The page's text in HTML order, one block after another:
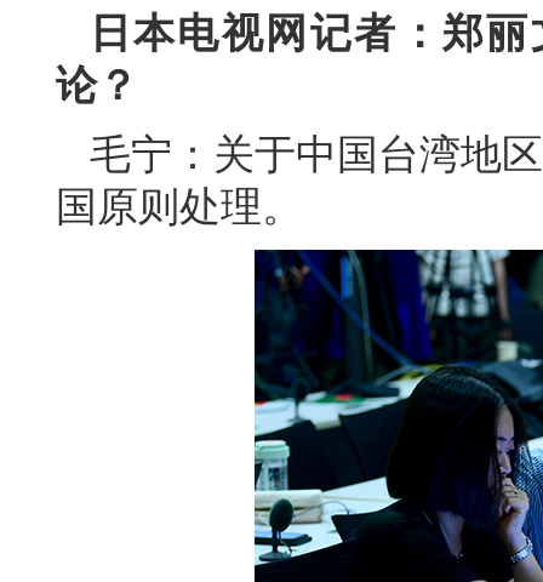
日本电视网记者：郑
论？
毛宁：关于中国台湾地
国原则处理。